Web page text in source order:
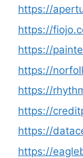
https://
https://
https://
https://
https://
https://
https://
https://